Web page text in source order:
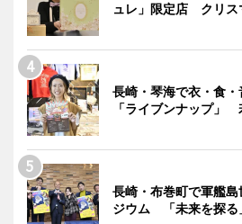
ュレ」限定店 クリス
長崎・琴海で衣・食
「ライブンナップ」
長崎・布巻町で軍艦
ジウム 「未来を探る